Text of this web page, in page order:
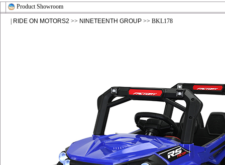
Product Showroom
RIDE ON MOTORS2 >> NINETEENTH GROUP >> BKL178